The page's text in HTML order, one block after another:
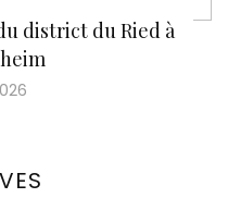
district du Ried à